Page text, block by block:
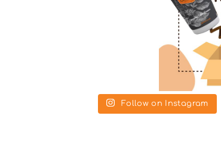
Follow on Instagram